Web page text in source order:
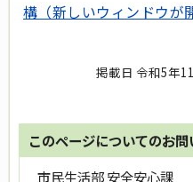
構（新しいウィンドウが
掲載日 令和5年
このページについてのお
市民生活部 安全安心課